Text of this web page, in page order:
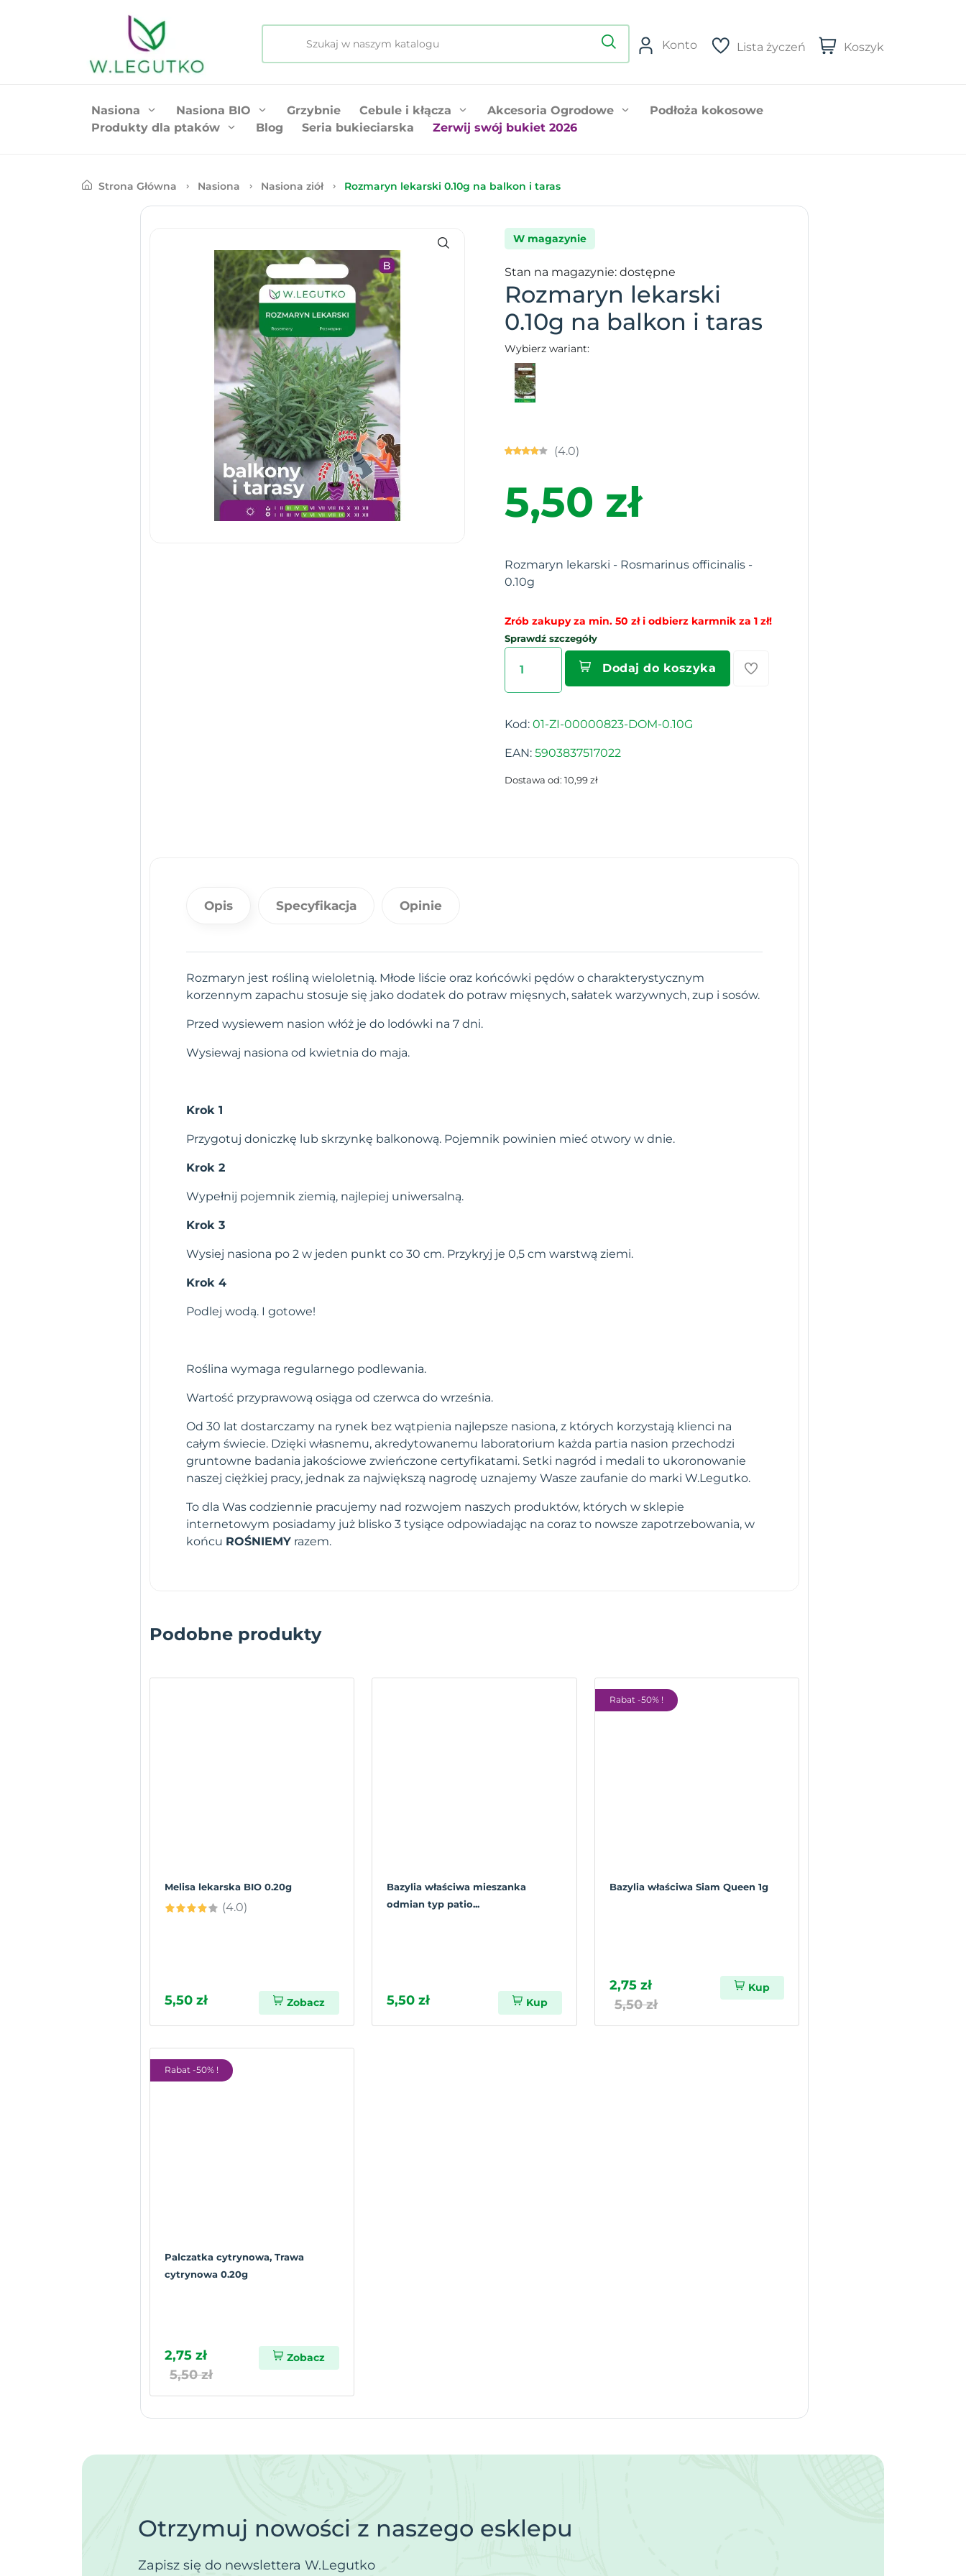
Konto Lista życzeń Koszyk
Nasiona Nasiona BIO Grzybnie Cebule i kłącza Akcesoria Ogrodowe
Podłoża kokosowe
Produkty dla ptaków
Blog Seria bukieciarska Zerwij swój bukiet 2026
Strona Główna Nasiona Nasiona ziół Rozmaryn lekarski 0.10g na balkon i taras
W magazynie
Stan na magazynie: dostępne
Rozmaryn lekarski
0.10g na balkon i taras
Wybierz wariant:
(4.0)
5,50 zł
Rozmaryn lekarski - Rosmarinus officinalis -
0.10g
Zrób zakupy za min. 50 zł i odbierz karmnik za 1 zł!
Sprawdź szczegóły
Dodaj do koszyka
Kod: 01-ZI-00000823-DOM-0.10G
EAN: 5903837517022
Dostawa od: 10,99 zł
Opis Specyfikacja Opinie
Rozmaryn jest rośliną wieloletnią. Młode liście oraz końcówki pędów o charakterystycznym
korzennym zapachu stosuje się jako dodatek do potraw mięsnych, sałatek warzywnych, zup i sosów.
Przed wysiewem nasion włóż je do lodówki na 7 dni.
Wysiewaj nasiona od kwietnia do maja.
Krok 1
Przygotuj doniczkę lub skrzynkę balkonową. Pojemnik powinien mieć otwory w dnie.
Krok 2
Wypełnij pojemnik ziemią, najlepiej uniwersalną.
Krok 3
Wysiej nasiona po 2 w jeden punkt co 30 cm. Przykryj je 0,5 cm warstwą ziemi.
Krok 4
Podlej wodą. I gotowe!
Roślina wymaga regularnego podlewania.
Wartość przyprawową osiąga od czerwca do września.
Od 30 lat dostarczamy na rynek bez wątpienia najlepsze nasiona, z których korzystają klienci na
całym świecie. Dzięki własnemu, akredytowanemu laboratorium każda partia nasion przechodzi
gruntowne badania jakościowe zwieńczone certyfikatami. Setki nagród i medali to ukoronowanie
naszej ciężkiej pracy, jednak za największą nagrodę uznajemy Wasze zaufanie do marki W.Legutko.
To dla Was codziennie pracujemy nad rozwojem naszych produktów, których w sklepie
internetowym posiadamy już blisko 3 tysiące odpowiadając na coraz to nowsze zapotrzebowania, w
końcu ROŚNIEMY razem.
Podobne produkty
Melisa lekarska BIO 0.20g
(4.0)
5,50 zł Zobacz
Bazylia właściwa mieszanka
odmian typ patio...
5,50 zł Kup
Rabat -50% !
Bazylia właściwa Siam Queen 1g
2,75 zł
5,50 zł
Kup
Rabat -50% !
Palczatka cytrynowa, Trawa
cytrynowa 0.20g
2,75 zł
5,50 zł
Zobacz
Otrzymuj nowości z naszego esklepu
Zapisz się do newslettera W.Legutko